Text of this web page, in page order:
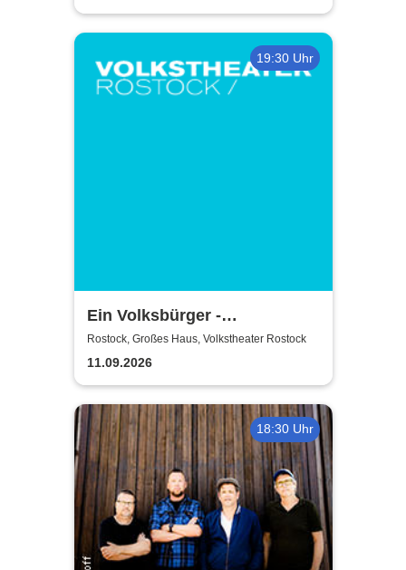
19:30 Uhr
Ein Volksbürger -
Volkstheater Rostock
Rostock, Großes Haus, Volkstheater Rostock
11.09.2026
18:30 Uhr